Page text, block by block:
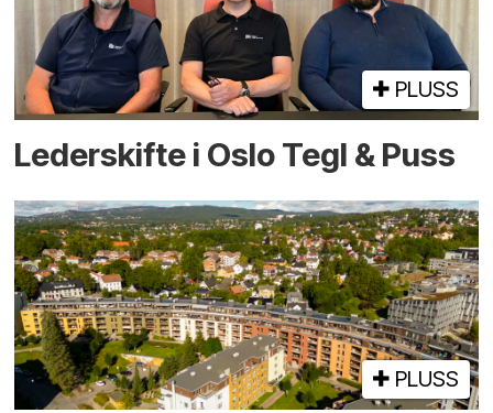
PLUSS
Lederskifte i Oslo Tegl & Puss
PLUSS